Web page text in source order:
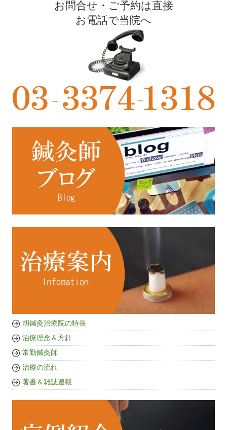
お問合せ・ご予約は直接
お電話で当院へ
胡鍼灸治療院の特長
治療理念＆方針
常勤鍼灸師
治療の流れ
著書＆雑誌連載